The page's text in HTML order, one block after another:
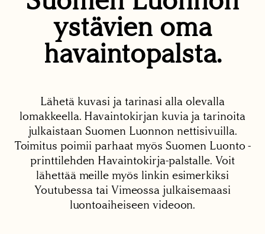
ystävien oma
havaintopalsta.
Lähetä kuvasi ja tarinasi alla olevalla
lomakkeella. Havaintokirjan kuvia ja tarinoita
julkaistaan Suomen Luonnon nettisivuilla.
Toimitus poimii parhaat myös Suomen Luonto -
printtilehden Havaintokirja-palstalle. Voit
lähettää meille myös linkin esimerkiksi
Youtubessa tai Vimeossa julkaisemaasi
luontoaiheiseen videoon.